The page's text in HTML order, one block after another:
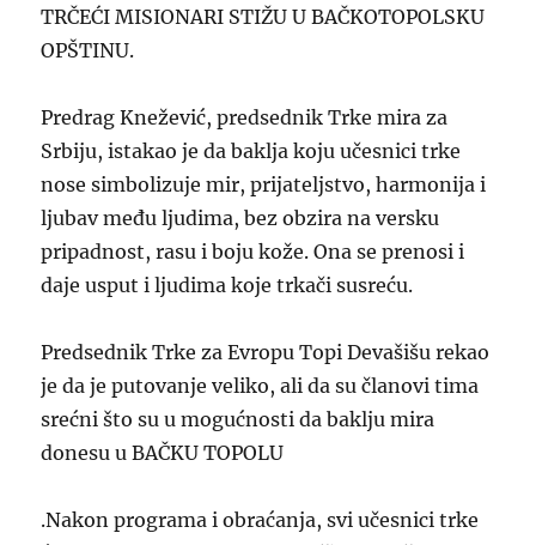
TRČEĆI MISIONARI STIŽU U BAČKOTOPOLSKU
OPŠTINU.
Predrag Knežević, predsednik Trke mira za
Srbiju, istakao je da baklja koju učesnici trke
nose simbolizuje mir, prijateljstvo, harmonija i
ljubav među ljudima, bez obzira na versku
pripadnost, rasu i boju kože. Ona se prenosi i
daje usput i ljudima koje trkači susreću.
Predsednik Trke za Evropu Topi Devašišu rekao
je da je putovanje veliko, ali da su članovi tima
srećni što su u mogućnosti da baklju mira
donesu u BAČKU TOPOLU
.Nakon programa i obraćanja, svi učesnici trke